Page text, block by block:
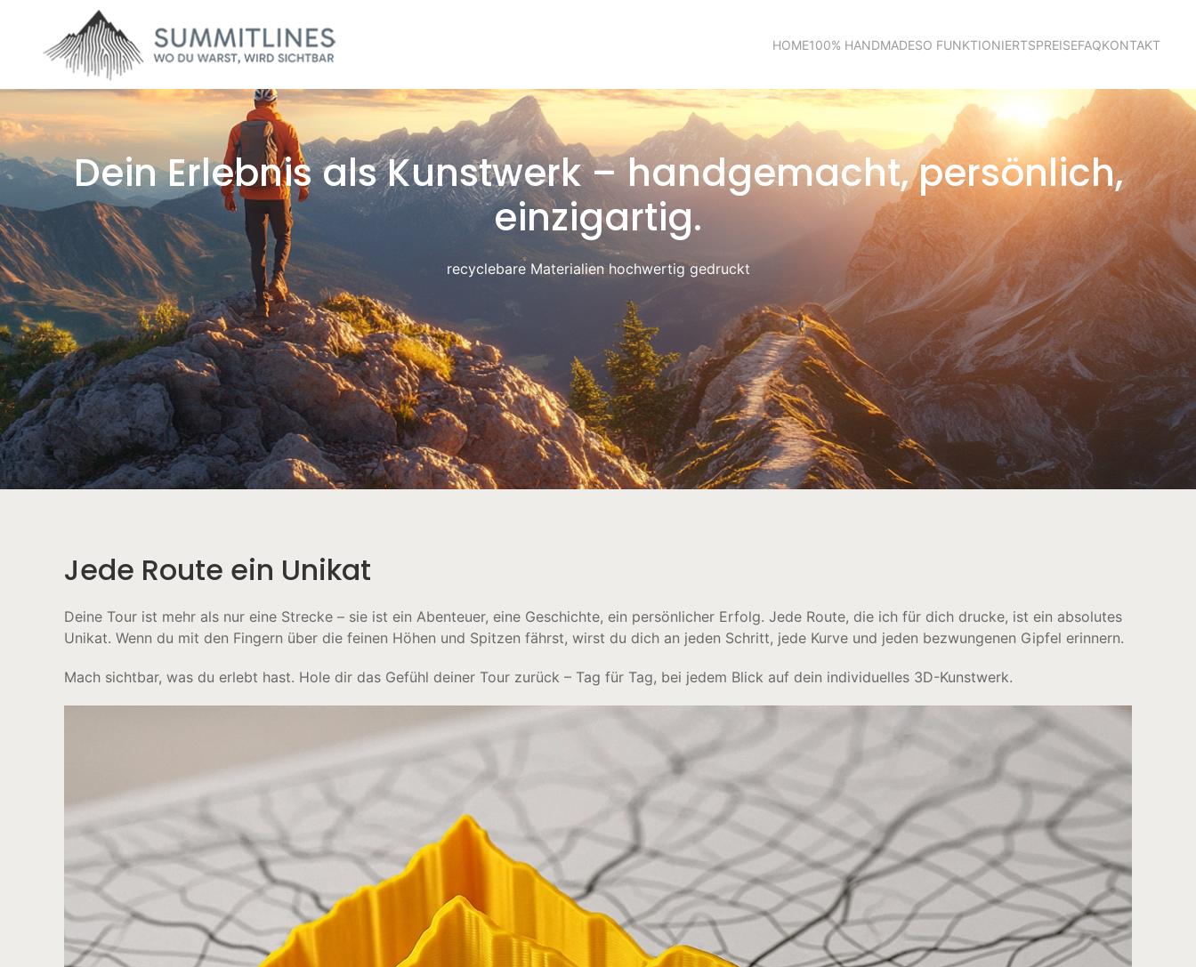
HOME100% HANDMADESO FUNKTIONIERTSPREISEFAQKONTAKT
Dein Erlebnis als Kunstwerk – handgemacht, persönlich,
einzigartig.
recyclebare Materialien hochwertig gedruckt
Jede Route ein Unikat
Deine Tour ist mehr als nur eine Strecke – sie ist ein Abenteuer, eine Geschichte, ein persönlicher Erfolg. Jede Route, die ich für dich drucke, ist ein absolutes
Unikat. Wenn du mit den Fingern über die feinen Höhen und Spitzen fährst, wirst du dich an jeden Schritt, jede Kurve und jeden bezwungenen Gipfel erinnern.
Mach sichtbar, was du erlebt hast. Hole dir das Gefühl deiner Tour zurück – Tag für Tag, bei jedem Blick auf dein individuelles 3D-Kunstwerk.